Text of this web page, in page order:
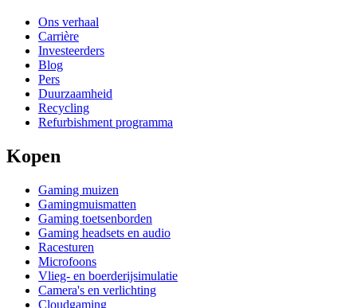
Ons verhaal
Carrière
Investeerders
Blog
Pers
Duurzaamheid
Recycling
Refurbishment programma
Kopen
Gaming muizen
Gamingmuismatten
Gaming toetsenborden
Gaming headsets en audio
Racesturen
Microfoons
Vlieg- en boerderijsimulatie
Camera's en verlichting
Cloudgaming